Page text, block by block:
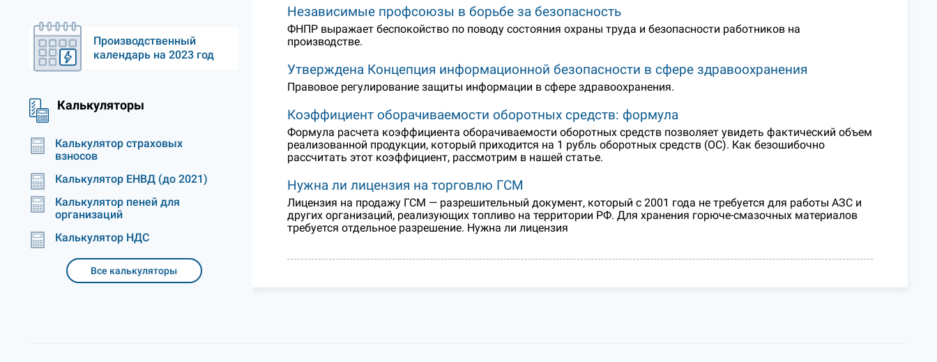
Производственный
календарь на 2023 год
Калькуляторы
Калькулятор страховых
взносов
Калькулятор ЕНВД (до 2021)
Калькулятор пеней для
организаций
Калькулятор НДС
Все калькуляторы
Независимые профсоюзы в борьбе за безопасность
ФНПР выражает беспокойство по поводу состояния охраны труда и безопасности работников на
производстве.
Утверждена Концепция информационной безопасности в сфере здравоохранения
Правовое регулирование защиты информации в сфере здравоохранения.
Коэффициент оборачиваемости оборотных средств: формула
Формула расчета коэффициента оборачиваемости оборотных средств позволяет увидеть фактический объем
реализованной продукции, который приходится на 1 рубль оборотных средств (ОС). Как безошибочно
рассчитать этот коэффициент, рассмотрим в нашей статье.
Нужна ли лицензия на торговлю ГСМ
Лицензия на продажу ГСМ — разрешительный документ, который с 2001 года не требуется для работы АЗС и
других организаций, реализующих топливо на территории РФ. Для хранения горюче-смазочных материалов
требуется отдельное разрешение. Нужна ли лицензия